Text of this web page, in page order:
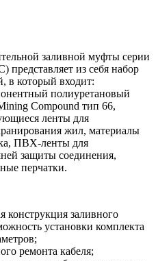
заливной муфты серии
из себя набор
в который входит:
полиуретановый
Compound тип 66,
ленты для
жил, материалы
ПВХ-ленты для
защиты соединения,
перчатки.
конструкция заливного
установки комплекта
ремонта кабеля;